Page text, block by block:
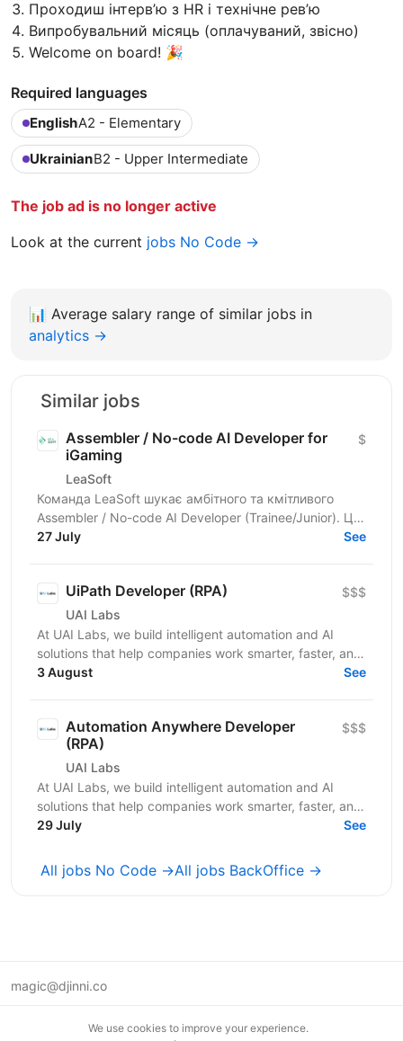
Проходиш інтерв’ю з HR і технічне рев’ю
Випробувальний місяць (оплачуваний, звісно)
Welcome on board! 🎉
Required languages
EnglishA2 - Elementary
UkrainianB2 - Upper Intermediate
The job ad is no longer active
Look at the current jobs No Code →
📊 Average salary range of similar jobs in
analytics →
Similar jobs
Assembler / No-code AI Developer for
iGaming
LeaSoft
$
Команда LeaSoft шукає амбітного та кмітливого
Assembler / No-code AI Developer (Trainee/Junior). Це
унікальна можливість для тих, хто мріє увійти в
27 July See
UiPath Developer (RPA)
UAI Labs
$$$
At UAI Labs, we build intelligent automation and AI
solutions that help companies work smarter, faster, and
at scale. We partner with Private Equity firms...
3 August See
Automation Anywhere Developer
(RPA)
UAI Labs
$$$
At UAI Labs, we build intelligent automation and AI
solutions that help companies work smarter, faster, and
at scale. We partner with Private Equity firms...
29 July See
All jobs No Code →All jobs BackOffice →
magic@djinni.co
We use cookies to improve your experience.